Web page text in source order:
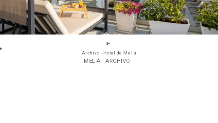
Archivo - Hotel de Meliá
- MELIÁ - ARCHIVO